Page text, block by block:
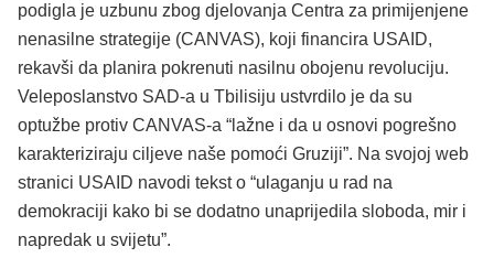
podigla je uzbunu zbog djelovanja Centra za primijenjene
nenasilne strategije (CANVAS), koji financira USAID,
rekavši da planira pokrenuti nasilnu obojenu revoluciju.
Veleposlanstvo SAD-a u Tbilisiju ustvrdilo je da su
optužbe protiv CANVAS-a “lažne i da u osnovi pogrešno
karakteriziraju ciljeve naše pomoći Gruziji”. Na svojoj web
stranici USAID navodi tekst o “ulaganju u rad na
demokraciji kako bi se dodatno unaprijedila sloboda, mir i
napredak u svijetu”.